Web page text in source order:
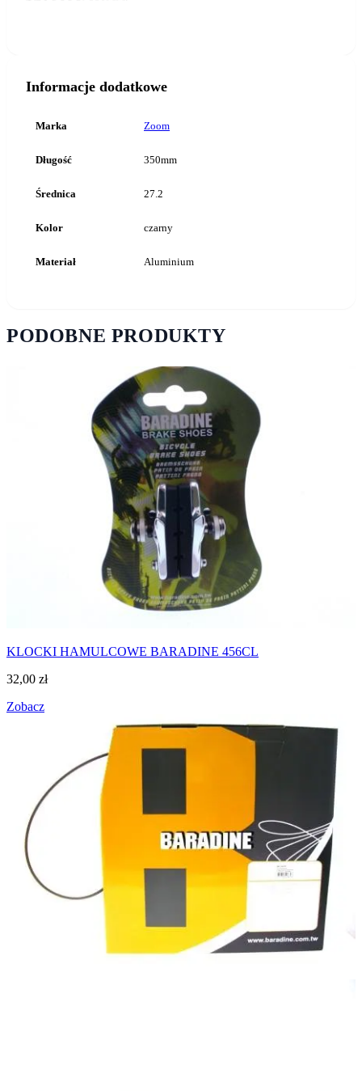
Informacje dodatkowe
Marka Zoom
Długość 350mm
Średnica 27.2
Kolor czarny
Materiał Aluminium
PODOBNE PRODUKTY
KLOCKI HAMULCOWE BARADINE 456CL
32,00 zł
Zobacz